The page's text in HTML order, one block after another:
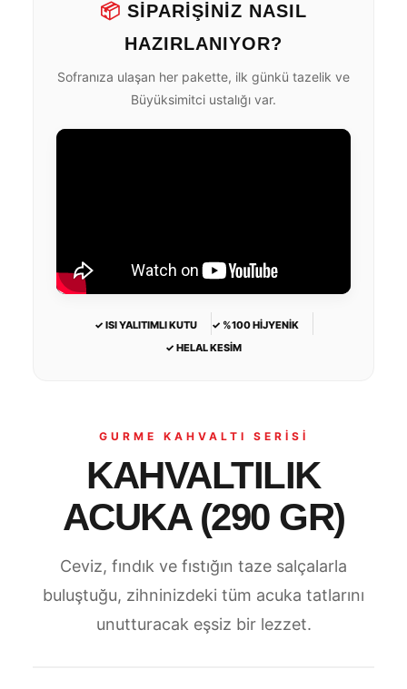
📦 SİPARİŞİNİZ NASIL
HAZIRLANIYOR?
Sofranıza ulaşan her pakette, ilk günkü tazelik ve
Büyüksimitci ustalığı var.
✓ ISI YALITIMLI KUTU
✓ %100 HİJYENİK
✓ HELAL KESİM
GURME KAHVALTI SERİSİ
KAHVALTILIK
ACUKA (290 GR)
Ceviz, fındık ve fıstığın taze salçalarla
buluştuğu, zihninizdeki tüm acuka tatlarını
unutturacak eşsiz bir lezzet.